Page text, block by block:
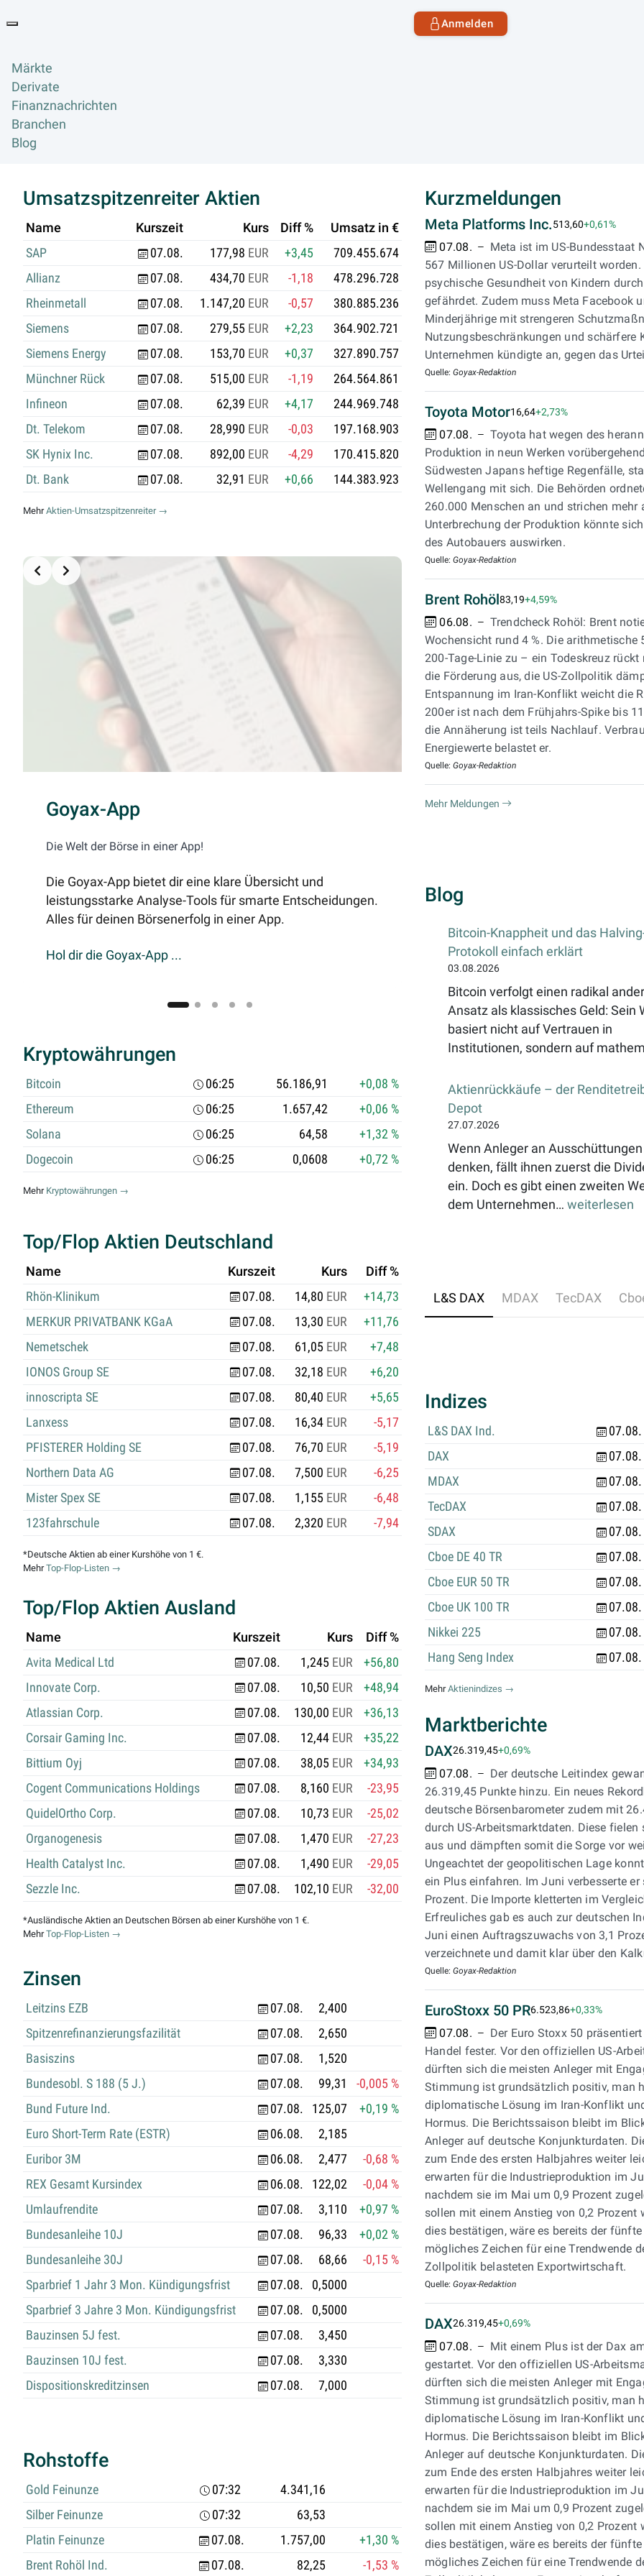
Anmelden
Märkte
Derivate
Finanznachrichten
Branchen
Blog
Umsatzspitzenreiter Aktien
Name Kurszeit Kurs Diff %
Umsatz in €
SAP
07.08. 177,98 EUR +3,45
709.455.674
Allianz
07.08. 434,70 EUR -1,18
478.296.728
Rheinmetall
07.08. 1.147,20 EUR -0,57
380.885.236
Siemens
07.08. 279,55 EUR +2,23
364.902.721
Siemens Energy
07.08. 153,70 EUR +0,37
327.890.757
Münchner Rück
07.08. 515,00 EUR -1,19
264.564.861
Infineon
07.08. 62,39 EUR +4,17
244.969.748
Dt. Telekom
07.08. 28,990 EUR -0,03
197.168.903
SK Hynix Inc.
07.08. 892,00 EUR -4,29
170.415.820
Dt. Bank
07.08. 32,91 EUR +0,66 144.383.923
MehrAktien-Umsatzspitzenreiter →
Goyax-App
Die Welt der Börse in einer App!
Die Goyax-App bietet dir eine klare Übersicht und
leistungsstarke Analyse-Tools für smarte Entscheidungen.
Alles für deinen Börsenerfolg in einer App.
Hol dir die Goyax-App ...
Kryptowährungen
Bitcoin 06:25 56.186,91
+0,08 %
Ethereum
06:25 1.657,42
+0,06 %
Solana
06:25 64,58
+1,32 %
Dogecoin
06:25 0,0608 +0,72 %
Mehr Kryptowährungen →
Top/Flop Aktien Deutschland
Name Kurszeit Kurs
Diff %
Rhön-Klinikum
07.08. 14,80 EUR
+14,73
MERKUR PRIVATBANK KGaA
07.08. 13,30 EUR
+11,76
Nemetschek
07.08. 61,05 EUR
+7,48
IONOS Group SE
07.08. 32,18 EUR
+6,20
innoscripta SE
07.08. 80,40 EUR
+5,65
Lanxess
07.08. 16,34 EUR
-5,17
PFISTERER Holding SE
07.08. 76,70 EUR
-5,19
Northern Data AG
07.08. 7,500 EUR
-6,25
Mister Spex SE
07.08. 1,155 EUR
-6,48
123fahrschule
07.08. 2,320 EUR -7,94
*Deutsche Aktien ab einer Kurshöhe von 1 €.
MehrTop-Flop-Listen →
Top/Flop Aktien Ausland
Name Kurszeit Kurs
Diff %
Avita Medical Ltd
07.08. 1,245 EUR
+56,80
Innovate Corp.
07.08. 10,50 EUR
+48,94
Atlassian Corp.
07.08. 130,00 EUR
+36,13
Corsair Gaming Inc.
07.08. 12,44 EUR
+35,22
Bittium Oyj
07.08. 38,05 EUR
+34,93
Cogent Communications Holdings
07.08. 8,160 EUR
-23,95
QuidelOrtho Corp.
07.08. 10,73 EUR
-25,02
Organogenesis
07.08. 1,470 EUR
-27,23
Health Catalyst Inc.
07.08. 1,490 EUR
-29,05
Sezzle Inc.
07.08. 102,10 EUR -32,00
*Ausländische Aktien an Deutschen Börsen ab einer Kurshöhe von 1 €.
MehrTop-Flop-Listen →
Zinsen
Leitzins EZB 07.08.
2,400
Spitzenrefinanzierungsfazilität
07.08.
2,650
Basiszins
07.08.
1,520
Bundesobl. S 188 (5 J.)
07.08. 99,31
-0,005 %
Bund Future Ind.
07.08. 125,07
+0,19 %
Euro Short-Term Rate (ESTR)
06.08.
2,185
Euribor 3M
06.08. 2,477
-0,68 %
REX Gesamt Kursindex
06.08. 122,02
-0,04 %
Umlaufrendite
07.08. 3,110
+0,97 %
Bundesanleihe 10J
07.08. 96,33
+0,02 %
Bundesanleihe 30J
07.08. 68,66
-0,15 %
Sparbrief 1 Jahr 3 Mon. Kündigungsfrist
07.08.
0,5000
Sparbrief 3 Jahre 3 Mon. Kündigungsfrist
07.08.
0,5000
Bauzinsen 5J fest.
07.08.
3,450
Bauzinsen 10J fest.
07.08.
3,330
Dispositionskreditzinsen
07.08. 7,000
Rohstoffe
Gold Feinunze 07:32
4.341,16
Silber Feinunze
07:32
63,53
Platin Feinunze
07.08. 1.757,00
+1,30 %
Brent Rohöl Ind.
07.08. 82,25 -1,53 %
Kurzmeldungen
Meta Platforms Inc.513,60+0,61%
07.08.
Meta ist im US-Bundesstaat
567 Millionen US-Dollar verurteilt
psychische Gesundheit von Kindern
gefährdet. Zudem muss Meta Facebook
Minderjährige mit strengeren
Nutzungsbeschränkungen und schärfere
Unternehmen kündigte an, gegen das
Quelle: Goyax-Redaktion
Toyota Motor16,64+2,73%
07.08.
Toyota hat wegen des
Produktion in neun Werken
Südwesten Japans heftige Regenfälle,
Wellengang mit sich. Die Behörden
260.000 Menschen an und strichen mehr
Unterbrechung der Produktion könnte
des Autobauers auswirken.
Quelle: Goyax-Redaktion
Brent Rohöl 83,19+4,59%
06.08.
Trendcheck Rohöl: Brent
Wochensicht rund 4 %. Die
200-Tage-Linie zu – ein Todeskreuz rückt
die Förderung aus, die US-Zollpolitik
Entspannung im Iran-Konflikt weicht die
200er ist nach dem Frühjahrs-Spike bis
die Annäherung ist teils Nachlauf.
Energiewerte belastet er.
Quelle: Goyax-Redaktion
Mehr Meldungen
Blog
Bitcoin-Knappheit und das
Protokoll einfach erklärt
03.08.2026
Bitcoin verfolgt einen radikal
Ansatz als klassisches Geld: Sein
basiert nicht auf Vertrauen in
Institutionen, sondern auf
Aktienrückkäufe – der
Depot
27.07.2026
Wenn Anleger an Ausschüttungen
denken, fällt ihnen zuerst die
ein. Doch es gibt einen zweiten
dem Unternehmen… A
n
r
m
D
e
p
o
t
weiterlesen
L&S DAX MDAX TecDAX
Indizes
L&S DAX Ind. 07.08.
DAX
07.08.
MDAX
07.08.
TecDAX
07.08.
SDAX
07.08.
Cboe DE 40 TR
07.08.
Cboe EUR 50 TR
07.08.
Cboe UK 100 TR
07.08.
Nikkei 225
07.08.
Hang Seng Index
07.08.
MehrAktienindizes →
Marktberichte
DAX26.319,45+0,69%
07.08.
Der deutsche Leitindex
26.319,45 Punkte hinzu. Ein neues
deutsche Börsenbarometer zudem mit
durch US-Arbeitsmarktdaten. Diese
aus und dämpften somit die Sorge vor
Ungeachtet der geopolitischen Lage
ein Plus einfahren. Im Juni verbesserte
Prozent. Die Importe kletterten im
Erfreuliches gab es auch zur deutschen
Juni einen Auftragszuwachs von 3,1
verzeichnete und damit klar über den
Quelle: Goyax-Redaktion
EuroStoxx 50 PR6.523,86+0,33%
07.08.
Der Euro Stoxx 50
Handel fester. Vor den offiziellen US-
dürften sich die meisten Anleger mit
Stimmung ist grundsätzlich positiv, man
diplomatische Lösung im Iran-Konflikt
Hormus. Die Berichtssaison bleibt im
Anleger auf deutsche Konjunkturdaten.
zum Ende des ersten Halbjahres weiter
erwarten für die Industrieproduktion im
nachdem sie im Mai um 0,9 Prozent
sollen mit einem Anstieg von 0,2 Prozent
dies bestätigen, wäre es bereits der
mögliches Zeichen für eine Trendwende
Zollpolitik belasteten Exportwirtschaft.
Quelle: Goyax-Redaktion
DAX26.319,45+0,69%
07.08.
Mit einem Plus ist der Dax
gestartet. Vor den offiziellen US-
dürften sich die meisten Anleger mit
Stimmung ist grundsätzlich positiv, man
diplomatische Lösung im Iran-Konflikt
Hormus. Die Berichtssaison bleibt im
Anleger auf deutsche Konjunkturdaten.
zum Ende des ersten Halbjahres weiter
erwarten für die Industrieproduktion im
nachdem sie im Mai um 0,9 Prozent
sollen mit einem Anstieg von 0,2 Prozent
dies bestätigen, wäre es bereits der
mögliches Zeichen für eine Trendwende